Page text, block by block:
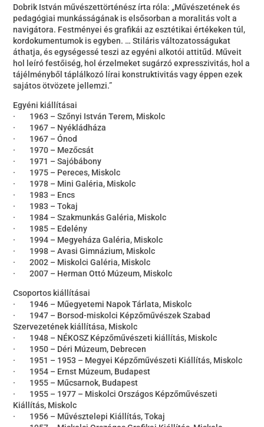
Dobrik István művészettörténész írta róla: „Művészetének és
pedagógiai munkásságának is elsősorban a moralitás volt a
navigátora. Festményei és grafikái az esztétikai értékeken túl,
kordokumentumok is egyben. … Stiláris változatosságukat
áthatja, és egységessé teszi az egyéni alkotói attitűd. Műveit
hol leíró festőiség, hol érzelmeket sugárzó expresszivitás, hol a
tájélményből táplálkozó lírai konstruktivitás vagy éppen ezek
sajátos ötvözete jellemzi.”
Egyéni kiállításai
· 1963 – Szőnyi István Terem, Miskolc
· 1967 – Nyékládháza
· 1967 – Ónod
· 1970 – Mezőcsát
· 1971 – Sajóbábony
· 1975 – Pereces, Miskolc
· 1978 – Mini Galéria, Miskolc
· 1983 – Encs
· 1983 – Tokaj
· 1984 – Szakmunkás Galéria, Miskolc
· 1985 – Edelény
· 1994 – Megyeháza Galéria, Miskolc
· 1998 – Avasi Gimnázium, Miskolc
· 2002 – Miskolci Galéria, Miskolc
· 2007 – Herman Ottó Múzeum, Miskolc
Csoportos kiállításai
· 1946 – Műegyetemi Napok Tárlata, Miskolc
· 1947 – Borsod-miskolci Képzőművészek Szabad
Szervezetének kiállítása, Miskolc
· 1948 – NÉKOSZ Képzőművészeti kiállítás, Miskolc
· 1950 – Déri Múzeum, Debrecen
· 1951 – 1953 – Megyei Képzőművészeti Kiállítás, Miskolc
· 1954 – Ernst Múzeum, Budapest
· 1955 – Műcsarnok, Budapest
· 1955 – 1977 – Miskolci Országos Képzőművészeti
Kiállítás, Miskolc
· 1956 – Művésztelepi Kiállítás, Tokaj